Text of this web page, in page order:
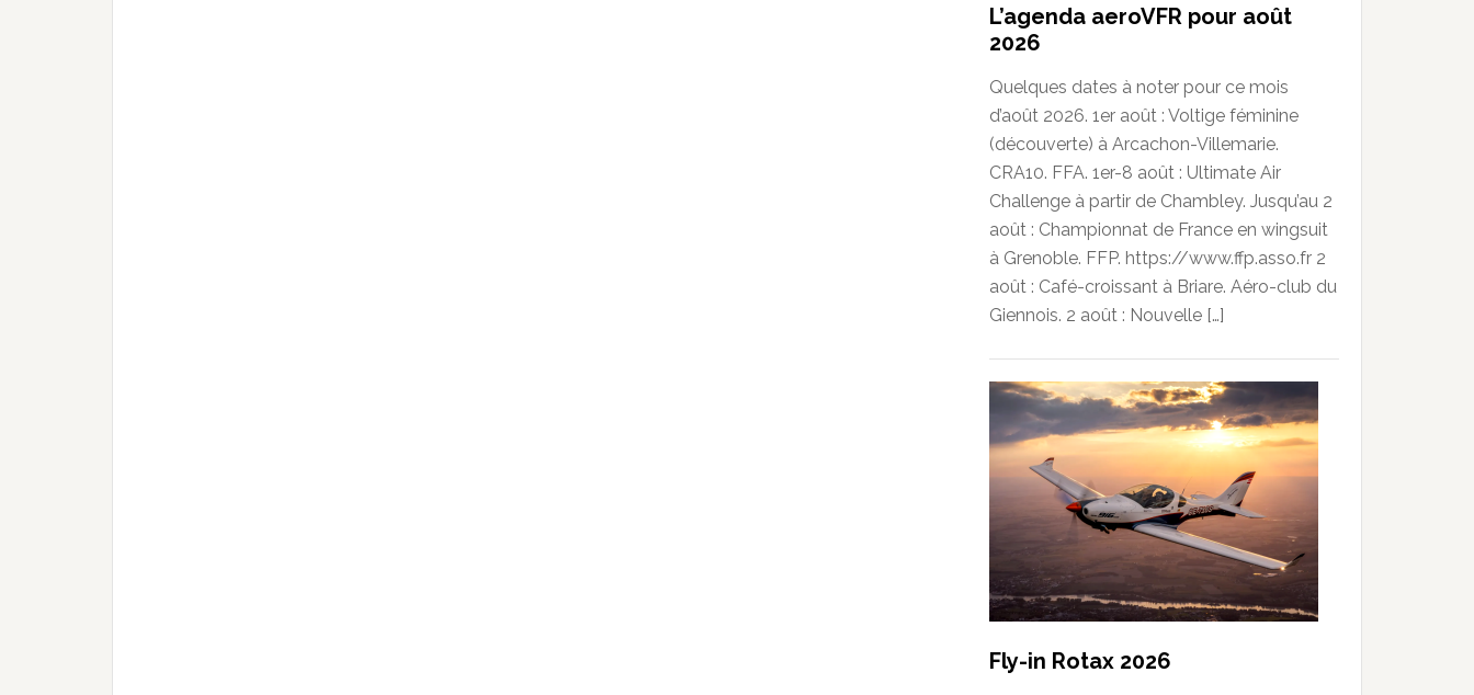
L’agenda aeroVFR pour août
2026
Quelques dates à noter pour ce mois
d’août 2026. 1er août : Voltige féminine
(découverte) à Arcachon-Villemarie.
CRA10. FFA. 1er-8 août : Ultimate Air
Challenge à partir de Chambley. Jusqu’au 2
août : Championnat de France en wingsuit
à Grenoble. FFP. https://www.ffp.asso.fr 2
août : Café-croissant à Briare. Aéro-club du
Giennois. 2 août : Nouvelle […]
Fly-in Rotax 2026